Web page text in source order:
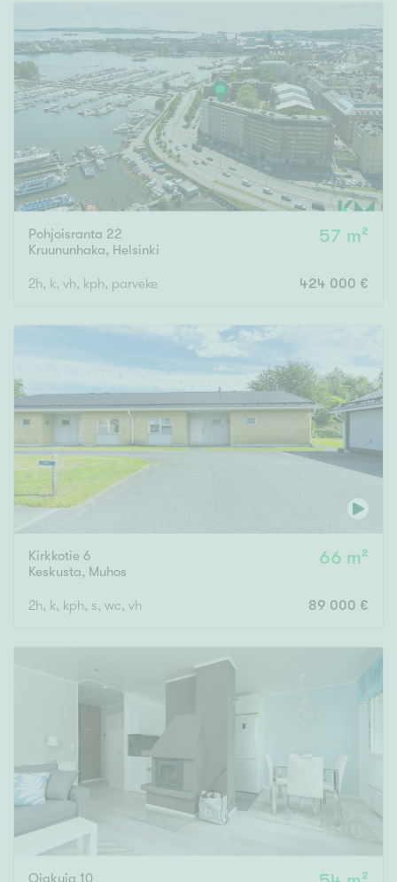
Pohjoisranta 22
Kruununhaka, Helsinki
57 m²
2h, k, vh, kph, parveke 424 000 €
Kirkkotie 6
Keskusta, Muhos
66 m²
2h, k, kph, s, wc, vh 89 000 €
Ojakuja 10